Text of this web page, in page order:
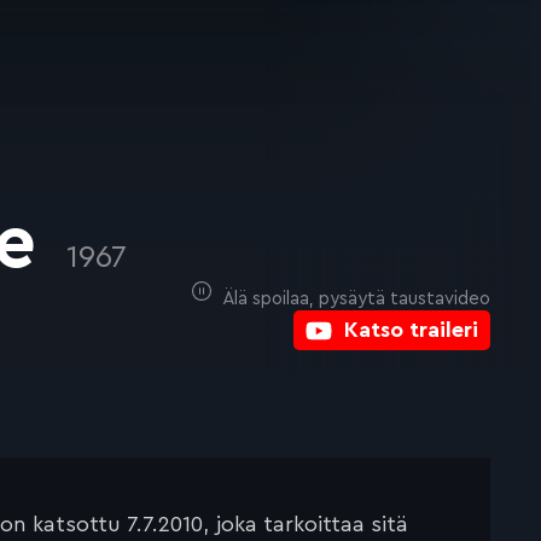
Katso traileri
Älä spoilaa, pysäytä taustavideo
1967
katsottu 7.7.2010, joka tarkoittaa sitä